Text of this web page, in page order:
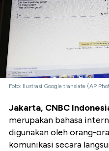
Foto: Ilustrasi Google translate (AP
Jakarta, CNBC
merupakan bahasa
digunakan oleh orang-
komunikasi secara